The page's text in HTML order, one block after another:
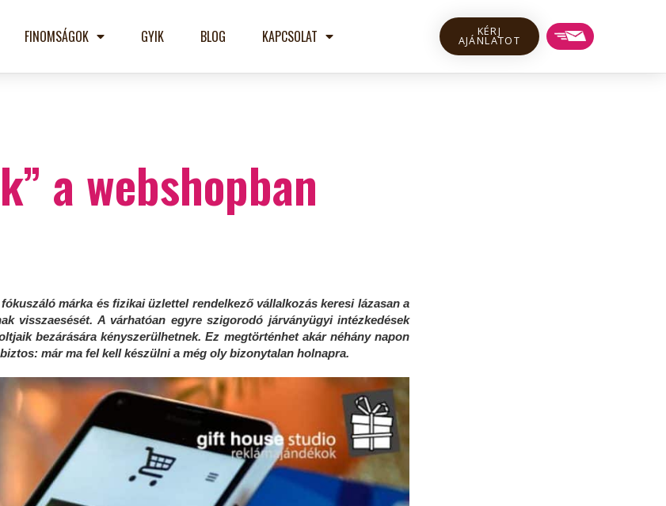
FINOMSÁGOK GYIK BLOG KAPCSOLAT KÉRJ
AJÁNLATOT
a webshopban
márka és fizikai üzlettel rendelkező vállalkozás keresi lázasan a
visszaesését. A várhatóan egyre szigorodó járványügyi intézkedések
bezárására kényszerülhetnek. Ez megtörténhet akár néhány napon
már ma fel kell készülni a még oly bizonytalan holnapra.